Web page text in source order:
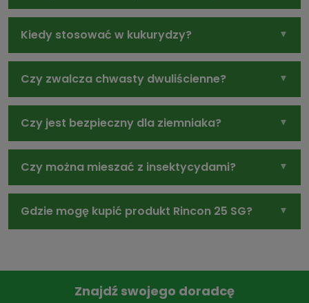
Kiedy stosować w kukurydzy?
Czy zwalcza chwasty dwuliścienne?
Czy jest bezpieczny dla ziemniaka?
Czy można mieszać z insektycydami?
Gdzie mogę kupić produkt Rincon 25 SG?
Znajdź swojego doradcę